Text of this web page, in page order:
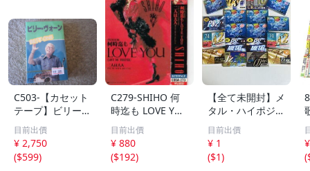
C503-【カセット
テープ】ビリー・
ヴォーン ベス
ト BEST ONE
全２０曲
目前出價
¥ 2,750
($599)
C279-SHIHO 何
時迄も LOVE YO
U ※歌詞アリ
目前出價
¥ 880
($192)
【全て未開封】メ
タル・ハイポジ中
心 カセットテー
プ大量まとめ 約
1.7kg AXIA TDK
SONY maxell 生
目前出價
¥ 1
($1)
(